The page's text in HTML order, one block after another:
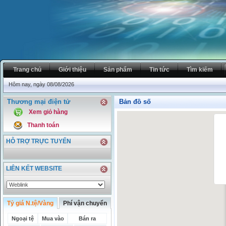
Trang chủ Giới thiệu Sản phẩm Tin tức Tìm kiếm
Hôm nay, ngày 08/08/2026
Thương mại điện tử
Xem giỏ hàng
Thanh toán
HỖ TRỢ TRỰC TUYẾN
LIÊN KẾT WEBSITE
Tỷ giá N.tệ/Vàng Phí vận chuyển
Ngoại tệ Mua vào
Bán ra
Bản đồ số